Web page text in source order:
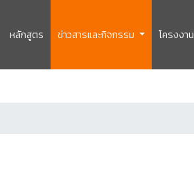
หลักสูตร ข่าวสารและกิจกรรม โครงงาน